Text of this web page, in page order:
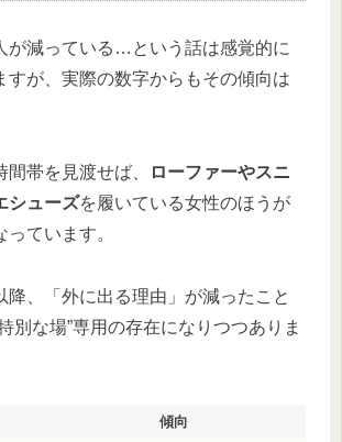
が減っている…という話は感覚的に
すが、実際の数字からもその傾向は
帯を見渡せば、
ローファーやスニ
シューズを履いている女性のほうが
ています。
降、「外に出る理由」が減ったこと
別な場”専用の存在になりつつありま
傾向